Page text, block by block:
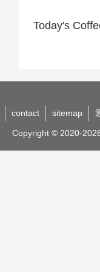
Today's
contact sitemap
Copyright © 2020-